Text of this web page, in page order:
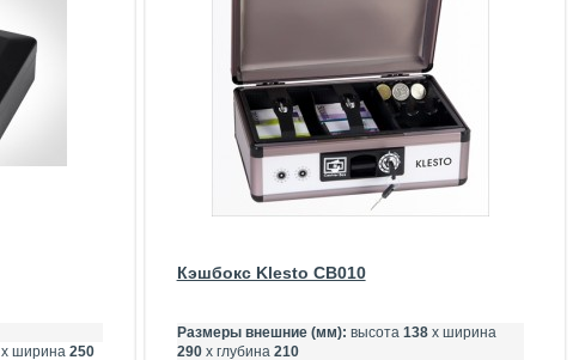
х ширина250
Кэшбокс Klesto CB010
Размеры внешние (мм): высота 138х ширина
290х глубина 210